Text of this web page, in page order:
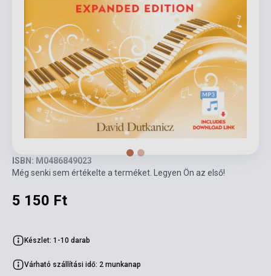
ISBN: M0486849023
Még senki sem értékelte a terméket. Legyen Ön az első!
5 150 Ft
Készlet: 1-10 darab
Várható szállítási idő: 2 munkanap